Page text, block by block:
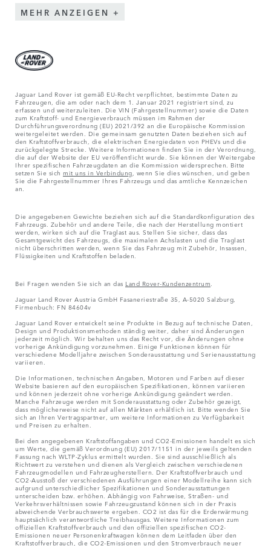
MEHR ANZEIGEN
Jaguar Land Rover ist gemäß EU-Recht verpflichtet, bestimmte Daten zu
Fahrzeugen, die am oder nach dem 1. Januar 2021 registriert sind, zu
erfassen und weiterzuleiten. Die VIN (Fahrgestellnummer) sowie die Daten
zum Kraftstoff- und Energieverbrauch müssen im Rahmen der
Durchführungsverordnung (EU) 2021/392 an die Europäische Kommission
weitergeleitet werden. Die gemeinsam genutzten Daten beziehen sich auf
den Kraftstoffverbrauch, die elektrischen Energiedaten von PHEVs und die
zurückgelegte Strecke. Weitere Informationen finden Sie in der Verordnung,
die auf der Website der EU veröffentlicht wurde. Sie können der Weitergabe
Ihrer spezifischen Fahrzeugdaten an die Kommission widersprechen. Bitte
setzen Sie sich mit uns in Verbindung , wenn Sie dies wünschen, und geben
Sie die Fahrgestellnummer Ihres Fahrzeugs und das amtliche Kennzeichen
an.
Die angegebenen Gewichte beziehen sich auf die Standardkonfiguration des
Fahrzeugs. Zubehör und andere Teile, die nach der Herstellung montiert
werden, wirken sich auf die Traglast aus. Stellen Sie sicher, dass das
Gesamtgewicht des Fahrzeugs, die maximalen Achslasten und die Traglast
nicht überschritten werden, wenn Sie das Fahrzeug mit Zubehör, Insassen,
Flüssigkeiten und Kraftstoffen beladen.
Bei Fragen wenden Sie sich an das Land Rover-Kundenzentrum
Jaguar Land Rover Austria GmbH Fasaneriestraße 35, A-5020 Salzburg,
Firmenbuch: FN 84604v
Jaguar Land Rover entwickelt seine Produkte in Bezug auf technische Daten,
Design und Produktionsmethoden ständig weiter, daher sind Änderungen
jederzeit möglich. Wir behalten uns das Recht vor, die Änderungen ohne
vorherige Ankündigung vorzunehmen. Einige Funktionen können für
verschiedene Modelljahre zwischen Sonderausstattung und Serienausstattung
variieren.
Die Informationen, technischen Angaben, Motoren und Farben auf dieser
Website basieren auf den europäischen Spezifikationen, können variieren
und können jederzeit ohne vorherige Ankündigung geändert werden.
Manche Fahrzeuge werden mit Sonderausstattung oder Zubehör gezeigt,
dass möglicherweise nicht auf allen Märkten erhältlich ist. Bitte wenden Sie
sich an Ihren Vertragspartner, um weitere Informationen zu Verfügbarkeit
und Preisen zu erhalten.
Bei den angegebenen Kraftstoffangaben und CO2-Emissionen handelt es sich
um Werte, die gemäß Verordnung (EU) 2017/1151 in der jeweils geltenden
Fassung nach WLTP-Zyklus ermittelt wurden. Sie sind ausschließlich als
Richtwert zu verstehen und dienen als Vergleich zwischen verschiedenen
Fahrzeugmodellen und Fahrzeugherstellern. Der Kraftstoffverbrauch und
CO2-Ausstoß der verschiedenen Ausführungen einer Modellreihe kann sich
aufgrund unterschiedlicher Spezifikationen und Sonderausstattungen
unterscheiden bzw. erhöhen. Abhängig von Fahrweise, Straßen- und
Verkehrsverhältnissen sowie Fahrzeugzustand können sich in der Praxis
abweichende Verbrauchswerte ergeben. CO2 ist das für die Erderwärmung
hauptsächlich verantwortliche Treibhausgas. Weitere Informationen zum
offiziellen Kraftstoffverbrauch und den offiziellen spezifischen CO2-
Emissionen neuer Personenkraftwagen können dem Leitfaden über den
Kraftstoffverbrauch, die CO2-Emissionen und den Stromverbrauch neuer